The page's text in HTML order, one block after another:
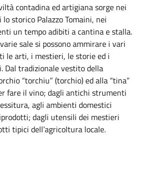
contadina ed artigiana sorge nei
storico Palazzo Tomaini, nei
un tempo adibiti a cantina e stalla.
sale si possono ammirare i vari
le arti, i mestieri, le storie ed i
Dal tradizionale vestito della
“torchiu” (torchio) ed alla “tina”
fare il vino; dagli antichi strumenti
agli ambienti domestici
dagli utensili dei mestieri
tipici dell’agricoltura locale.